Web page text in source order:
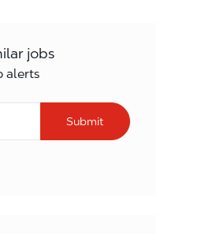
jobs
alerts
Submit